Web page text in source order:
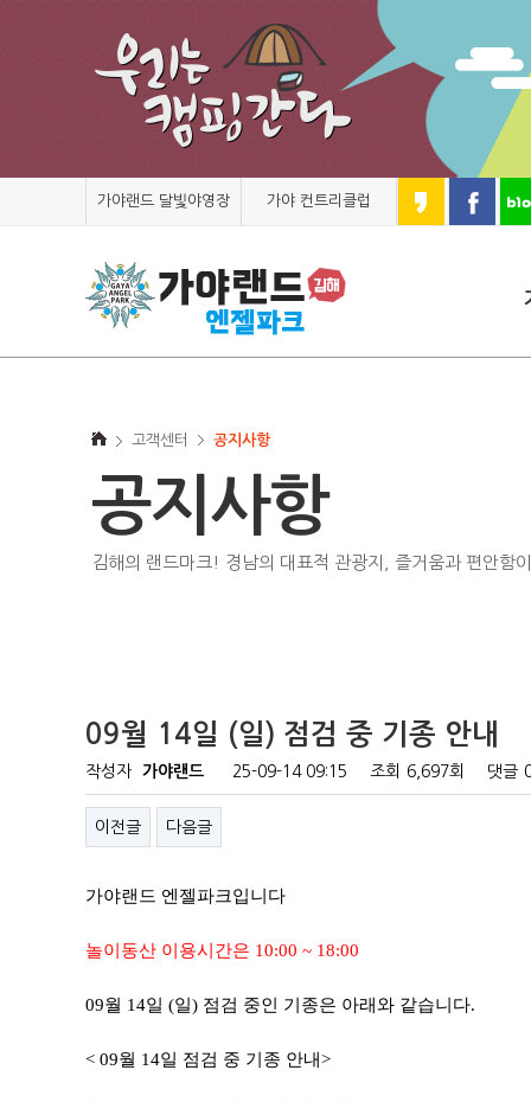
가야랜드 달빛야영장 가야 컨트리클럽
고객센터 공지사항
공지사항
김해의 랜드마크! 경남의 대표적 관광지, 즐거움과 편안함
09월 14일 (일) 점검 중 기종 안내
작성자 가야랜드 25-09-14 09:15 조회 6,697회 댓글
이전글 다음글
가야랜드 엔젤파크입니다
놀이동산 이용시간은 10:00 ~ 18:00
09월 14일 (일) 점검 중인 기종은 아래와 같습니다.
< 09월 14일 점검 중 기종 안내>